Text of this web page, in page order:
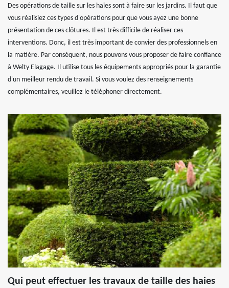
Des opérations de taille sur les haies sont à faire sur les jardins. Il faut que
vous réalisiez ces types d'opérations pour que vous ayez une bonne
présentation de ces clôtures. Il est très difficile de réaliser ces
interventions. Donc, il est très important de convier des professionnels en
la matière. Par conséquent, nous pouvons vous proposer de faire confiance
à Welty Elagage. Il utilise tous les équipements appropriés pour la garantie
d'un meilleur rendu de travail. Si vous voulez des renseignements
complémentaires, veuillez le téléphoner directement.
Qui peut effectuer les travaux de taille des haies